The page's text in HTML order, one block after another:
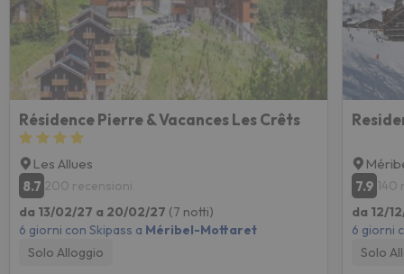
Résidence Pierre & Vacances Les Crêts
Les Allues
8.7 200 recensioni
da 13/02/27 a 20/02/27 (7 notti)
6 giorni con Skipass a Méribel-Mottaret
Solo Alloggio
7.9 140
da 12/
6 giorni
Solo